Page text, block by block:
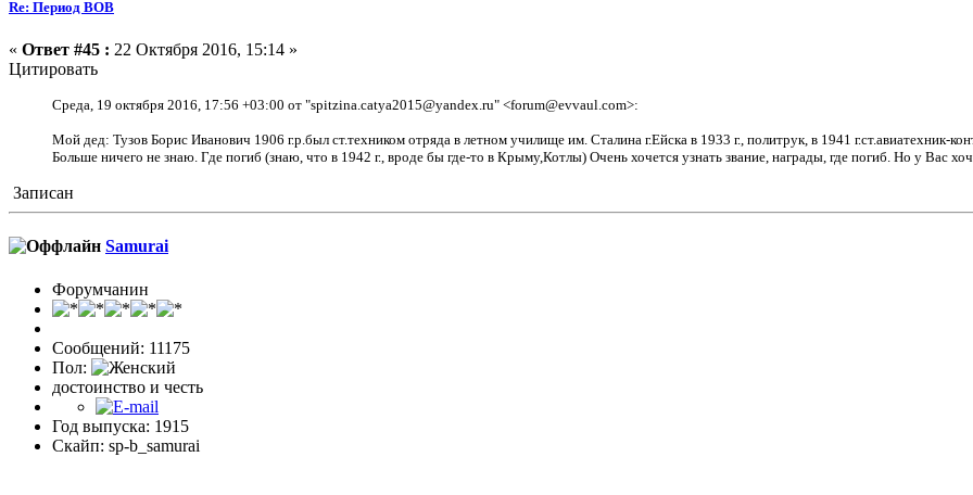
Re: Период ВОВ
« Ответ #45 : 22 Октября 2016, 15:14 »
Цитировать
Среда, 19 октября 2016, 17:56 +03:00 от "spitzina.catya2015@yandex.ru" <forum@evvaul.com>:
Мой дед: Тузов Борис Иванович 1906 г.р.был ст.техником отряда в летном училище им. Сталина г.Ейска в 1933 г., политрук, в 1941 г.ст.авиатехник-
Больше ничего не знаю. Где погиб (знаю, что в 1942 г., вроде бы где-то в Крыму,Котлы) Очень хочется узнать звание, награды, где погиб. Но у Вас
Записан
Samurai
Форумчанин
Сообщений: 11175
Пол:
достоинство и честь
Год выпуска: 1915
Скайп: sp-b_samurai